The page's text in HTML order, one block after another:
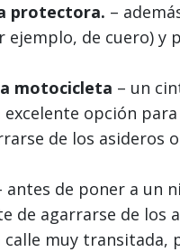
protectora. –
de cuero) y
motocicleta – un
opción
de los asideros
antes de poner a un
de agarrarse de
calle muy